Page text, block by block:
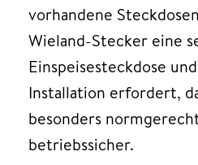
vorhandene
Wieland-Stecker eine
Einspeisesteckdose
Installation erfordert,
besonders
betriebssicher.